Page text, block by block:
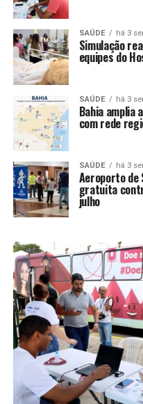
SAÚDE há 3
Simulação
equipes do
SAÚDE há 3
Bahia amplia
com rede
SAÚDE há 3
Aeroporto de
gratuita
julho